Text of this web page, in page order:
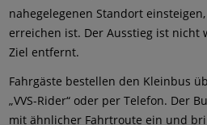
nahegelegenen Standort
erreichen ist. Der Ausstieg ist nicht
Ziel entfernt.
Fahrgäste bestellen den Kleinbus
„VVS-Rider“ oder per Telefon. Der
mit ähnlicher Fahrtroute ein und